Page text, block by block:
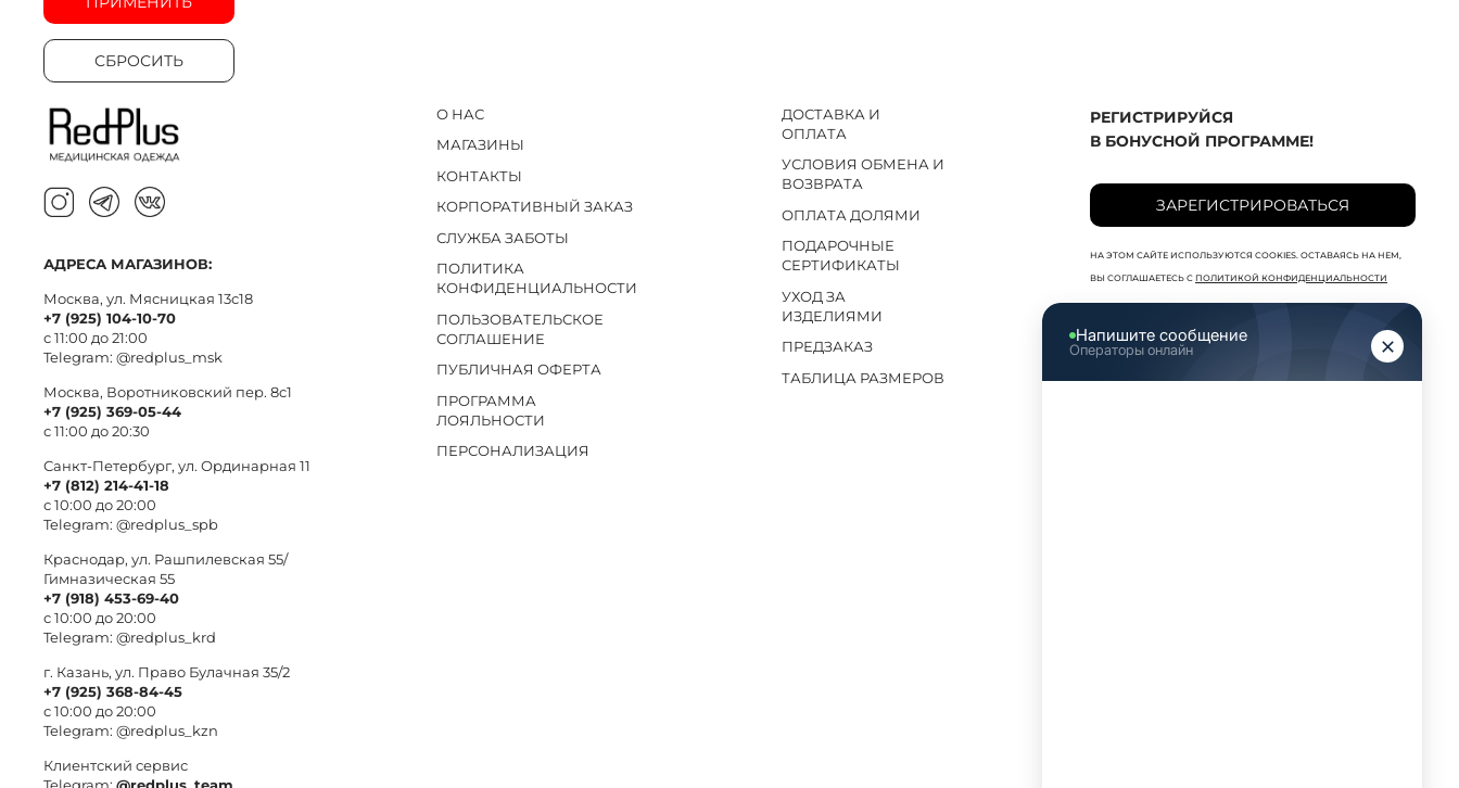
СБРОСИТЬ
О НАС
МАГАЗИНЫ
КОНТАКТЫ
КОРПОРАТИВНЫЙ ЗАКАЗ
СЛУЖБА ЗАБОТЫ
ПОЛИТИКА
КОНФИДЕНЦИАЛЬНОСТИ
ПОЛЬЗОВАТЕЛЬСКОЕ
СОГЛАШЕНИЕ
ПУБЛИЧНАЯ ОФЕРТА
ПРОГРАММА
ЛОЯЛЬНОСТИ
ПЕРСОНАЛИЗАЦИЯ
ДОСТАВКА И
ОПЛАТА
УСЛОВИЯ ОБМЕНА И
ВОЗВРАТА
ОПЛАТА ДОЛЯМИ
ПОДАРОЧНЫЕ
СЕРТИФИКАТЫ
УХОД ЗА
ИЗДЕЛИЯМИ
ПРЕДЗАКАЗ
ТАБЛИЦА РАЗМЕРОВ
РЕГИСТРИРУЙСЯ
В БОНУСНОЙ ПРОГРАММЕ!
ЗАРЕГИСТРИРОВАТЬСЯ
НА ЭТОМ САЙТЕ ИСПОЛЬЗУЮТСЯ COOKIES. ОСТАВАЯСЬ НА НЕМ,
ВЫ СОГЛАШАЕТЕСЬ С ПОЛИТИКОЙ КОНФИДЕНЦИАЛЬНОСТИ
АДРЕСА МАГАЗИНОВ:
Москва, ул. Мясницкая 13с18
+7 (925) 104-10-70
с 11:00 до 21:00
Telegram: @redplus_msk
Москва, Воротниковский пер. 8c1
+7 (925) 369-05-44
с 11:00 до 20:30
Санкт-Петербург, ул. Ординарная 11
+7 (812) 214-41-18
с 10:00 до 20:00
Telegram: @redplus_spb
Краснодар, ул. Рашпилевская 55/
Гимназическая 55
+7 (918) 453-69-40
с 10:00 до 20:00
Telegram: @redplus_krd
г. Казань, ул. Право Булачная 35/2
+7 (925) 368-84-45
с 10:00 до 20:00
Telegram: @redplus_kzn
Клиентский сервис